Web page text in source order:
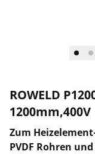
ROWELD
1200mm,400V
Zum
PVDF Rohren